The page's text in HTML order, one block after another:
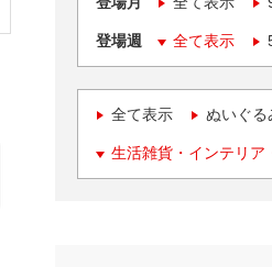
登場週 全て表示
全て表示 ぬいぐる
生活雑貨・インテリア